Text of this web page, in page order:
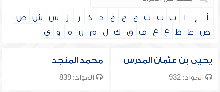
أ إ ا ب ت ث ج ح خ د ذ ر ز س ش
ص
ض
ط ظ ع غ ف ق ك ل م ن ه و ي
يحيى بن عثمان المدرس
المواد: 932
محمد المنجد
المواد: 839